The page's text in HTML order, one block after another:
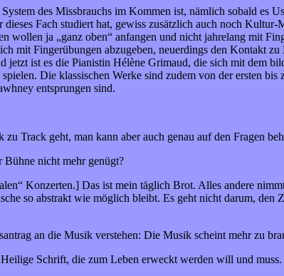
des Missbrauchs im Kommen ist, nämlich sobald es
Fach studiert hat, gewiss zusätzlich auch noch
ja „ganz oben“ anfangen und nicht jahrelang mit
mit Fingerübungen abzugeben, neuerdings den Kontakt
ist es die Pianistin Hélène Grimaud, die sich mit dem
Die klassischen Werke sind zudem von der ersten
entsprungen sind.
zu Track geht, man kann aber auch genau auf den Fragen
nicht mehr genügt?
Konzerten.] Das ist mein täglich Brot. Alles andere
so abstrakt wie möglich bleibt. Es geht nicht darum, den
an die Musik verstehen: Die Musik scheint mehr zu
Schrift, die zum Leben erweckt werden will und